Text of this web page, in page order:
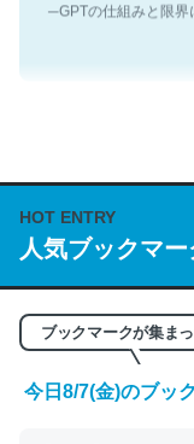
説してる記事が少
https://
/064121
─GPTの仕組みと限
HOT ENTRY
人気ブックマ
ブックマークが集ま
今日8/7(金)のブッ